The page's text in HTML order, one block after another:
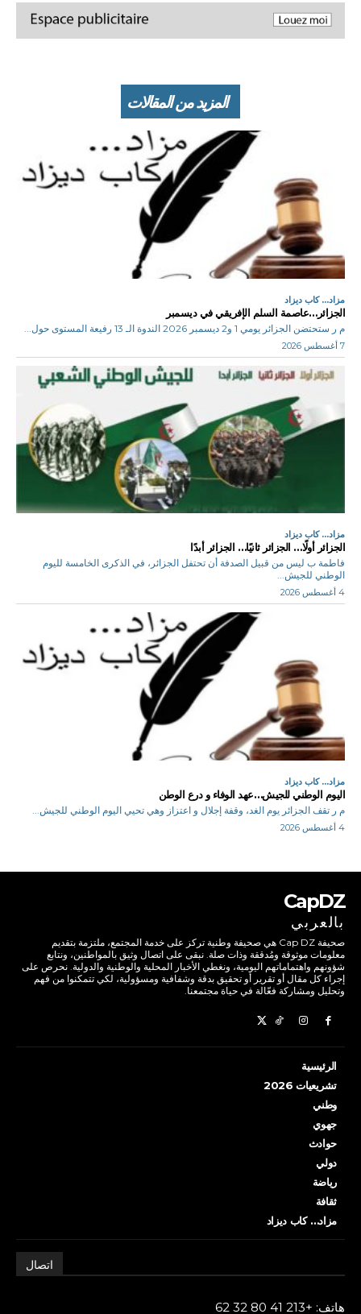
المزيد من المقالات
مزاد... كاب ديزاد
الجزائر…عاصمة السلم الإفريقي في ديسمبر
م ر ستحتضن الجزائر يومي 1 و2 ديسمبر 2026 الندوة الـ 13 رفيعة المستوى حول...
7 أغسطس 2026
مزاد... كاب ديزاد
الجزائر أولًا… الجزائر ثانيًا… الجزائر أبدًا
فاطمة ب ليس من قبيل الصدفة أن تحتفل الجزائر، في الذكرى الخامسة لليوم
الوطني للجيش...
4 أغسطس 2026
مزاد... كاب ديزاد
اليوم الوطني للجيش…عهد الوفاء و درع الوطن
م ر تقف الجزائر يوم الغد، وقفة إجلال و اعتزاز وهي تحيي اليوم الوطني للجيش...
4 أغسطس 2026
CapDZ
بالعربي
صحيفة Cap DZ هي صحيفة وطنية تركز على خدمة المجتمع، ملتزمة بتقديم
معلومات موثوقة ومُدققة وذات صلة. نبقى على اتصال وثيق بالمواطنين، ونتابع
شؤونهم واهتماماتهم اليومية، ونغطي الأخبار المحلية والوطنية والدولية. نحرص على
إجراء كل مقال أو تقرير أو تحقيق بدقة وشفافية ومسؤولية، لكي تتمكنوا من فهم
وتحليل ومشاركة فعّالة في حياة مجتمعنا.
الرئيسية
تشريعيات 2026
وطني
جهوي
حوادث
دولي
رياضة
ثقافة
مزاد… كاب ديزاد
اتصال
هاتف: +213 41 80 32 62